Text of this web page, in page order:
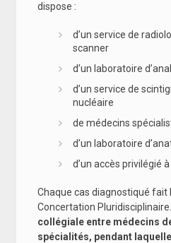
dispose :
d’un service de
scanner
d’un laboratoire
d’un service de
nucléaire
de médecins
d’un laboratoire
d’un accès privilégié à
Chaque cas diagnostiqué fait
Concertation Pluridisciplinaire.
collégiale entre médecins
spécialités, pendant